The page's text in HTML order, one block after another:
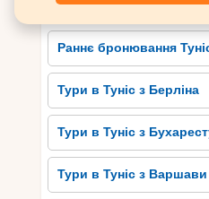
красу на власні очі.
археологічного
побачити руїни
мистецтва, які
н.е.
Чарівне місто Сус, з
мечеттю Зейтуна,
архітектурою та
також не можете
Готелі Тунісу
Раннє бронювання
Тури в Туніс з Берліна
Тури в Туніс з
Тури в Туніс з Варшави